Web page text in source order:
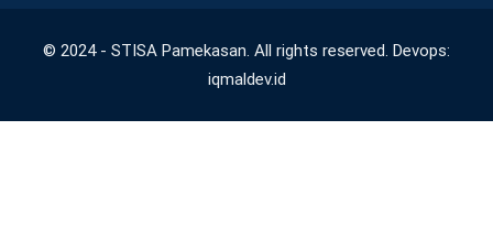
© 2024 - STISA Pamekasan. All rights reserved. Devops:
iqmaldev.id